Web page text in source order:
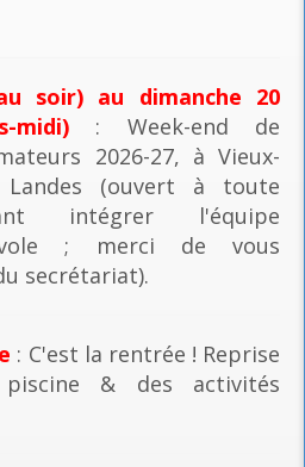
soir) au dimanche 20
midi): Week-end de
2026-27, à Vieux-
Landes (ouvert à toute
intégrer l'équipe
; merci de vous
secrétariat).
: C'est la rentrée ! Reprise
& des activités